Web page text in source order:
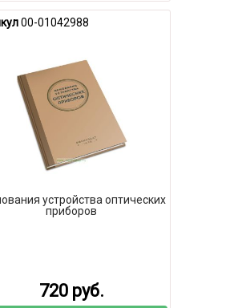
00-01042988
устройства оптических
приборов
720 руб.